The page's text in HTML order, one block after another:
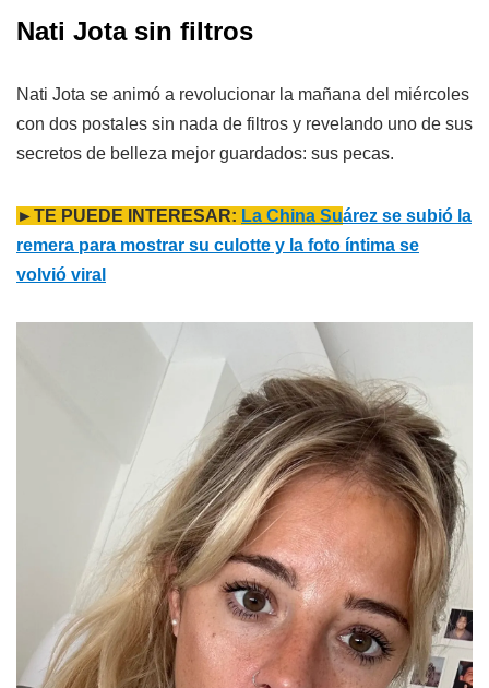
Nati Jota sin filtros
Nati Jota se animó a revolucionar la mañana del miércoles
con dos postales sin nada de filtros y revelando uno de sus
secretos de belleza mejor guardados: sus pecas.
►TE PUEDE INTERESAR: La China Suárez se subió la
remera para mostrar su culotte y la foto íntima se
volvió viral